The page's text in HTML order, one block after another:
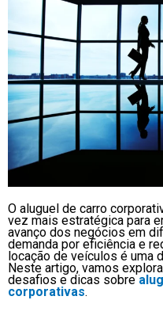
O aluguel de carro
vez mais estratégica para
avanço dos negócios em
demanda por eficiência e
locação de veículos é uma
Neste artigo, vamos
desafios e dicas sobre
corporativas.